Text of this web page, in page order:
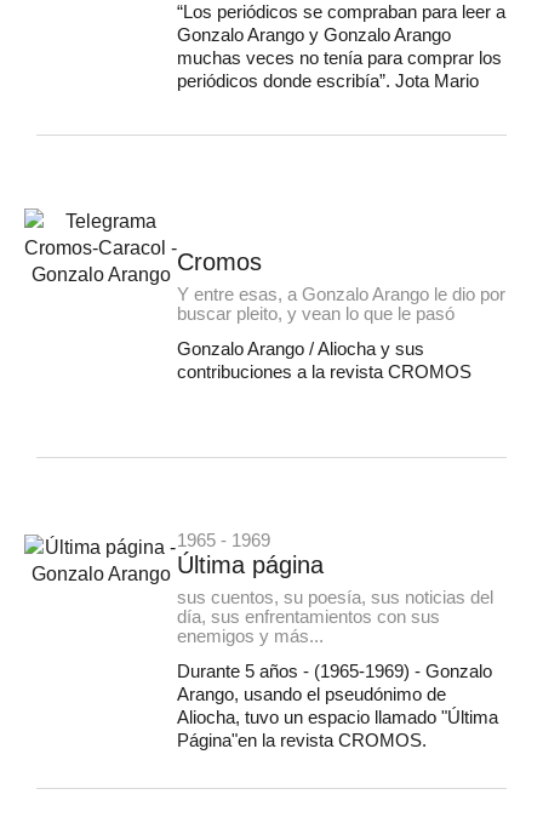
“Los periódicos se compraban para leer a
Gonzalo Arango y Gonzalo Arango
muchas veces no tenía para comprar los
periódicos donde escribía”. Jota Mario
Cromos
Y entre esas, a Gonzalo Arango le dio por
buscar pleito, y vean lo que le pasó
Gonzalo Arango / Aliocha y sus
contribuciones a la revista CROMOS
1965 - 1969
Última página
sus cuentos, su poesía, sus noticias del
día, sus enfrentamientos con sus
enemigos y más...
Durante 5 años - (1965-1969) - Gonzalo
Arango, usando el pseudónimo de
Aliocha, tuvo un espacio llamado "Última
Página"en la revista CROMOS.